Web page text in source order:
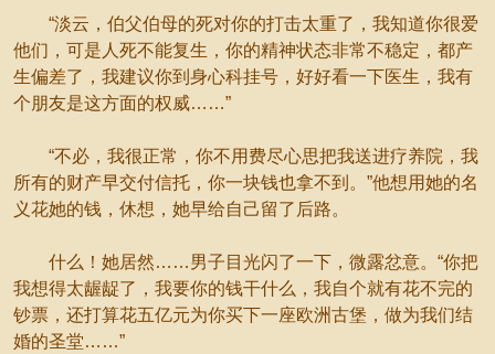
“淡云，伯父伯母的死对你的打击太重了，我知道你很爱
他们，可是人死不能复生，你的精神状态非常不稳定，都产
生偏差了，我建议你到身心科挂号，好好看一下医生，我有
个朋友是这方面的权威……”
“不必，我很正常，你不用费尽心思把我送进疗养院，我
所有的财产早交付信托，你一块钱也拿不到。”他想用她的名
义花她的钱，休想，她早给自己留了后路。
什么！她居然……男子目光闪了一下，微露忿意。“你把
我想得太龌龊了，我要你的钱干什么，我自个就有花不完的
钞票，还打算花五亿元为你买下一座欧洲古堡，做为我们结
婚的圣堂……”